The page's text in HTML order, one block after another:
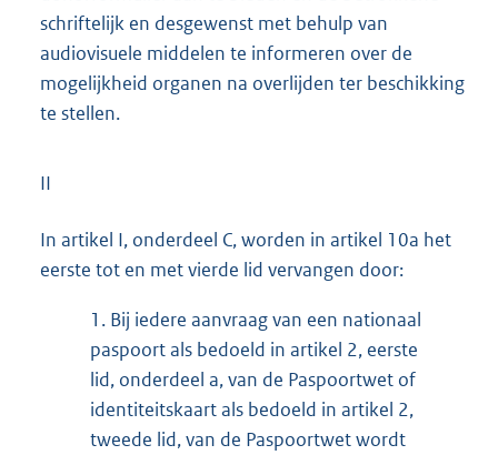
schriftelijk en desgewenst met behulp van
audiovisuele middelen te informeren over de
mogelijkheid organen na overlijden ter beschikking
te stellen.
II
In artikel I, onderdeel C, worden in artikel 10a het
eerste tot en met vierde lid vervangen door:
1. Bij iedere aanvraag van een nationaal
paspoort als bedoeld in artikel 2, eerste
lid, onderdeel a, van de Paspoortwet of
identiteitskaart als bedoeld in artikel 2,
tweede lid, van de Paspoortwet wordt